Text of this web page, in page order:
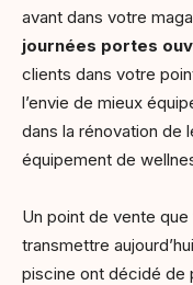
avant dans votre
journées portes
clients dans votre
l’envie de mieux
dans la rénovation de
équipement de
Un point de vente
transmettre
piscine ont décidé de